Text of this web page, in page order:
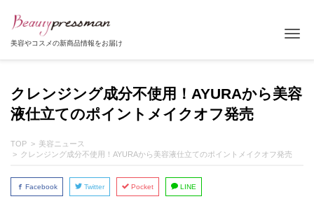
美容やコスメの新商品情報をお届け
クレンジング成分不使用！AYURAから美容
液仕立てのポイントメイクオフ発売
TOP
美容ニュース
クレンジング成分不使用！AYURAから美容液仕立てのポイントメイクオフ発売
Facebook Twitter Pocket LINE